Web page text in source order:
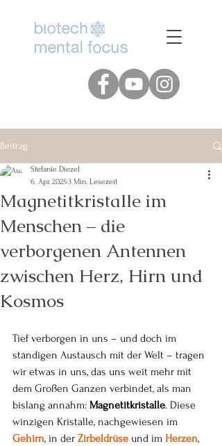
Beitrag
Magnetitkristalle im
Menschen – die
verborgenen Antennen
zwischen Herz, Hirn und
Kosmos
Stefanie Diezel
6. Apr. 20253 Min. Lesezeit
Tief verborgen in uns – und doch im
ständigen Austausch mit der Welt – tragen
wir etwas in uns, das uns weit mehr mit
dem Großen Ganzen verbindet, als man
bislang annahm: Magnetitkristalle. Diese
winzigen Kristalle, nachgewiesen im
Gehirn, in der Zirbeldrüse und im Herzen,